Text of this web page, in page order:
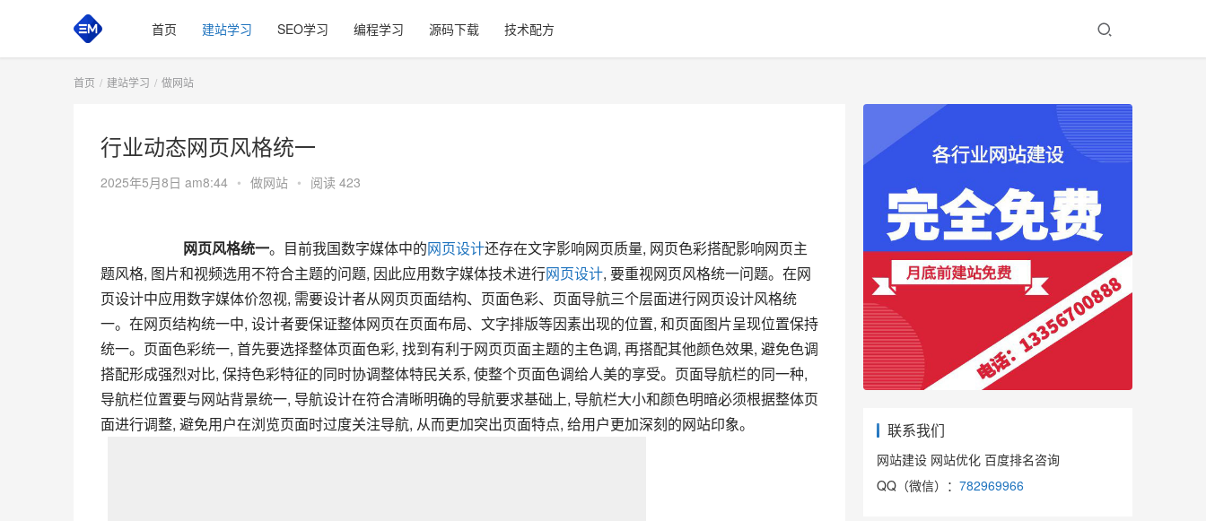
首页 建站学习 SEO学习 编程学习 源码下载 技术配方
首页 建站学习 做网站
行业动态网页风格统一
2025年5月8日 am8:44 • 做网站 • 阅读 423
网页风格统一。目前我国数字媒体中的网页设计还存在文字影响网页质量, 网页色彩搭配影响网页主
题风格, 图片和视频选用不符合主题的问题, 因此应用数字媒体技术进行网页设计, 要重视网页风格统一问题。在网
页设计中应用数字媒体价忽视, 需要设计者从网页页面结构、页面色彩、页面导航三个层面进行网页设计风格统
一。在网页结构统一中, 设计者要保证整体网页在页面布局、文字排版等因素出现的位置, 和页面图片呈现位置保持
统一。页面色彩统一, 首先要选择整体页面色彩, 找到有利于网页页面主题的主色调, 再搭配其他颜色效果, 避免色调
搭配形成强烈对比, 保持色彩特征的同时协调整体特民关系, 使整个页面色调给人美的享受。页面导航栏的同一种,
导航栏位置要与网站背景统一, 导航设计在符合清晰明确的导航要求基础上, 导航栏大小和颜色明暗必须根据整体页
面进行调整, 避免用户在浏览页面时过度关注导航, 从而更加突出页面特点, 给用户更加深刻的网站印象。
联系我们
网站建设 网站优化 百度排名咨询
QQ（微信）： 782969966